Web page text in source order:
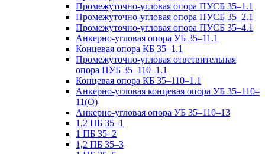
Промежуточно-угловая опора ПУСБ 35–1.1
Промежуточно-угловая опора ПУСБ 35–2.1
Промежуточно-угловая опора ПУСБ 35–4.1
Анкерно-угловая опора УБ 35–11.1
Концевая опора КБ 35–1.1
Промежуточно-угловая ответвительная
опора ПУБ 35–110–1.1
Концевая опора КБ 35–110–1.1
Анкерно-угловая концевая опора УБ 35–110–
11(О)
Анкерно-угловая опора УБ 35–110–13
1,2 ПБ 35–1
1 ПБ 35–2
1,2 ПБ 35–3